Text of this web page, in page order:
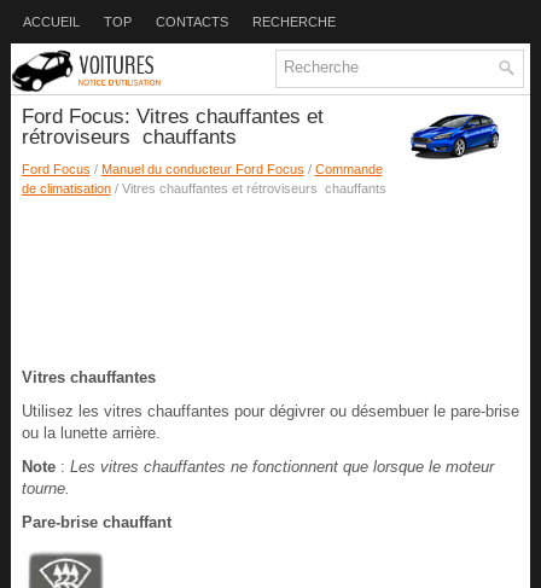
ACCUEIL TOP CONTACTS RECHERCHE
Ford Focus: Vitres chauffantes et
rétroviseurs chauffants
Ford Focus / Manuel du conducteur Ford Focus / Commande
de climatisation/ Vitres chauffantes et rétroviseurs chauffants
Vitres chauffantes
Utilisez les vitres chauffantes pour dégivrer ou désembuer le pare-brise
ou la lunette arrière.
Note : Les vitres chauffantes ne fonctionnent que lorsque le moteur
tourne.
Pare-brise chauffant